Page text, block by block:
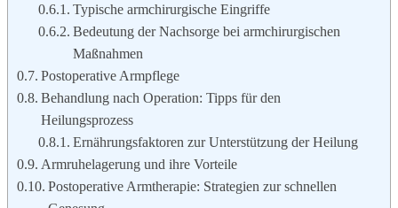
Typische armchirurgische Eingriffe
Bedeutung der Nachsorge bei armchirurgischen
Maßnahmen
Postoperative Armpflege
Behandlung nach Operation: Tipps für den
Heilungsprozess
Ernährungsfaktoren zur Unterstützung der Heilung
Armruhelagerung und ihre Vorteile
Postoperative Armtherapie: Strategien zur schnellen